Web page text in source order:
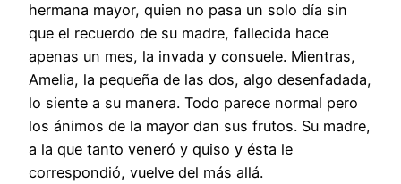
hermana mayor, quien no pasa un solo día sin
que el recuerdo de su madre, fallecida hace
apenas un mes, la invada y consuele. Mientras,
Amelia, la pequeña de las dos, algo desenfadada,
lo siente a su manera. Todo parece normal pero
los ánimos de la mayor dan sus frutos. Su madre,
a la que tanto veneró y quiso y ésta le
correspondió, vuelve del más allá.